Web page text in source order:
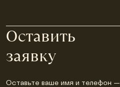
Оставить
заявку
Оставьте ваше имя и телефон —